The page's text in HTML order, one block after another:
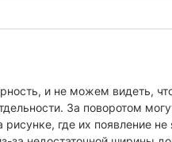
и не можем видеть,
За поворотом
где их появление